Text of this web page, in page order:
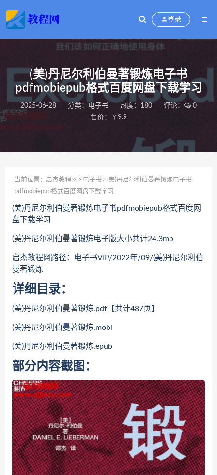
登录
(美)丹尼尔利伯曼著锻炼电子书
pdfmobiepub格式百度网盘下载学习
2025-06-28 分类： 电子书 热度：180 评论：
0
售价：￥9.9
当前位置： 启杰教程网 电子书
(美)丹尼尔利伯曼著锻炼电子书
pdfmobiepub格式百度网盘下载学习
(美)丹尼尔利伯曼著锻炼电子书pdfmobiepub格式百度网
盘下载学习
(美)丹尼尔利伯曼著锻炼电子版大小共计24.3mb
启杰教程网路径：电子书VIP/2022年/09/(美)丹尼尔利伯
曼著锻炼
详细目录：
(美)丹尼尔利伯曼著锻炼.pdf【共计487页】
(美)丹尼尔利伯曼著锻炼.mobi
(美)丹尼尔利伯曼著锻炼.epub
部分内容截图：